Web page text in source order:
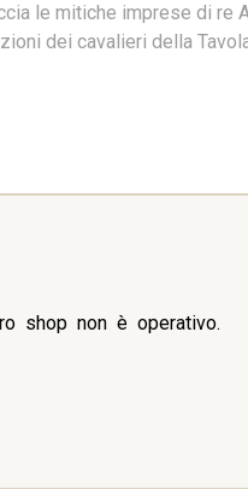
shop non è operativo.
le mitiche imprese di re
dei cavalieri della